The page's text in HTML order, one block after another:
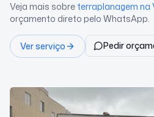
Veja mais sobre terraplanagem na
orçamento direto pelo WhatsApp.
Ver serviço Pedir